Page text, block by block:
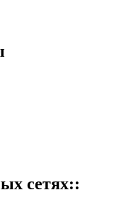
сетях::